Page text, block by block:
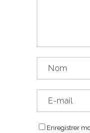
Enregistrer